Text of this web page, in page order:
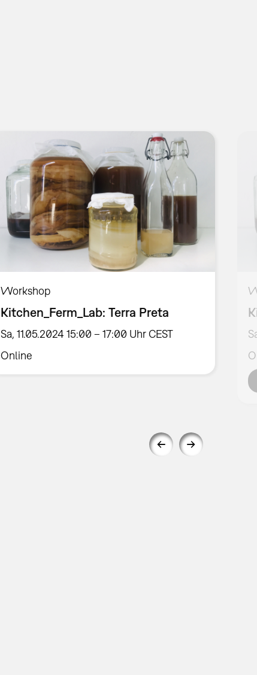
Workshop
Kitchen_Ferm_Lab: Terra Preta
Sa, 11.05.2024 15:00 – 17:00 Uhr CEST
Online